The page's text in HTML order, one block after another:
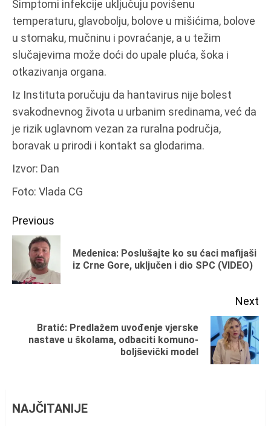
Simptomi infekcije uključuju povišenu
temperaturu, glavobolju, bolove u mišićima, bolove
u stomaku, mučninu i povraćanje, a u težim
slučajevima može doći do upale pluća, šoka i
otkazivanja organa.
Iz Instituta poručuju da hantavirus nije bolest
svakodnevnog života u urbanim sredinama, već da
je rizik uglavnom vezan za ruralna područja,
boravak u prirodi i kontakt sa glodarima.
Izvor: Dan
Foto: Vlada CG
Continue
Reading
Previous
Medenica: Poslušajte ko su ćaci mafijaši
iz Crne Gore, uključen i dio SPC (VIDEO)
Next
Next
Bratić: Predlažem uvođenje vjerske
nastave u školama, odbaciti komuno-
boljševički model
NAJČITANIJE